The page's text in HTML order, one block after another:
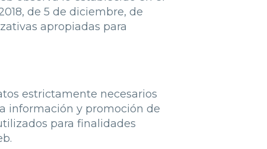
de 5 de diciembre, de
apropiadas para
estrictamente necesarios
información y promoción de
para finalidades